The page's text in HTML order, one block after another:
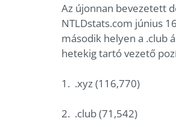
Az újonnan bevezetett
NTLDstats.com június
második helyen a .club
hetekig tartó vezető
1. .xyz (116,770)
2. .club (71,542)